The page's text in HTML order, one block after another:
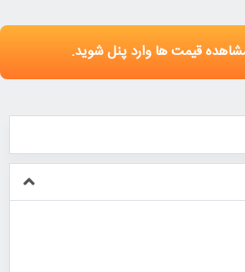
قیمت ها وارد پنل شوید.